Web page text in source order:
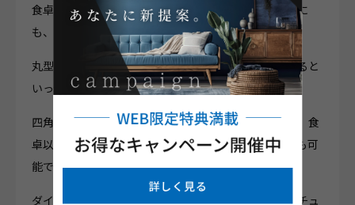
食卓として設置されることが多いダイニングテーブルに
も、丸型と四角型のものとがあります。
丸型のダイニングテーブルは、家族で囲むことができると
いった点がメリットです。
四角型のダイニングテーブルは、壁付けができるため、食
卓以外にもワークスペースや物置として活用することも可
能です。
ダイニングテーブルを上述したような、さまざまなシチュ